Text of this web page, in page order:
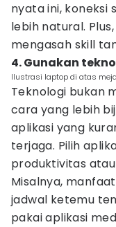
nyata ini, koneksi
lebih natural.
mengasah skill
4. Gunakan
Ilustrasi laptop di atas
Teknologi bukan
cara yang lebih
aplikasi yang
terjaga. Pilih
produktivitas
Misalnya,
jadwal ketemu
pakai aplikasi